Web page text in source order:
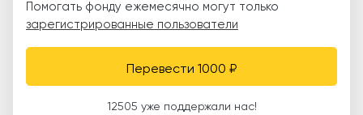
Помогать фонду ежемесячно могут только
зарегистрированные пользователи
Перевести 1000 ₽
12505 уже поддержали нас!